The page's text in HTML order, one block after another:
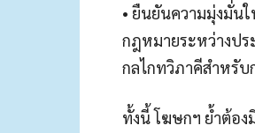
• ยืนยันความมุ่งมั่น
กฎหมายระหว่างปร
กลไกทวิภาคีสำหรับ
ทั้งนี้ โฆษกฯ ย้ำต้อง